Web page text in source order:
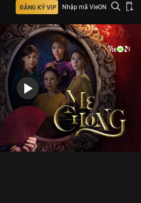
ĐĂNG KÝ VIP Nhập mã VieON